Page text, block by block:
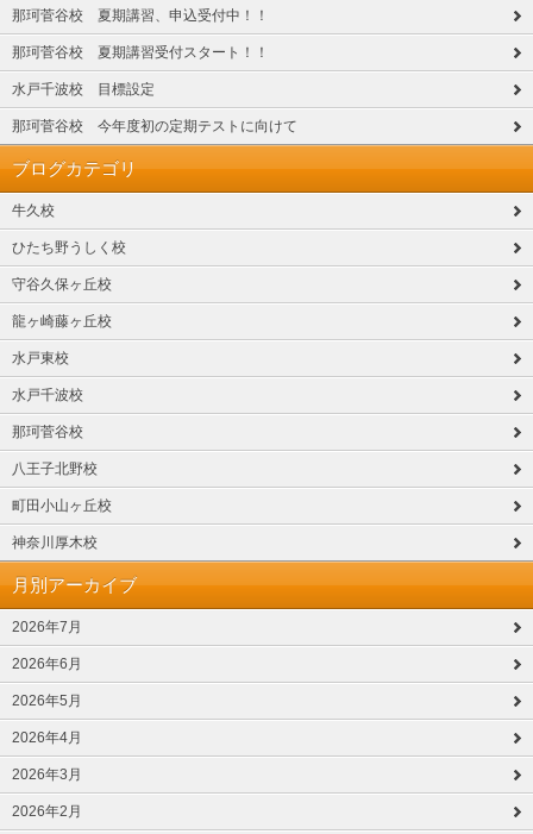
那珂菅谷校 夏期講習、申込受付中！！
那珂菅谷校 夏期講習受付スタート！！
水戸千波校 目標設定
那珂菅谷校 今年度初の定期テストに向けて
ブログカテゴリ
牛久校
ひたち野うしく校
守谷久保ヶ丘校
龍ヶ崎藤ヶ丘校
水戸東校
水戸千波校
那珂菅谷校
八王子北野校
町田小山ヶ丘校
神奈川厚木校
月別アーカイブ
2026年7月
2026年6月
2026年5月
2026年4月
2026年3月
2026年2月